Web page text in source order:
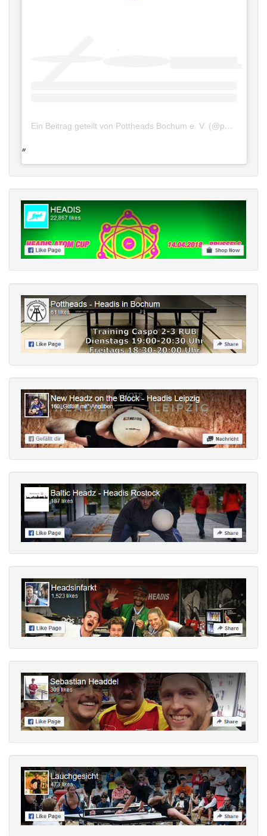
Ein Beitrag geteilt von Pottheads Bochum e. V. (@pottheadsbochum)